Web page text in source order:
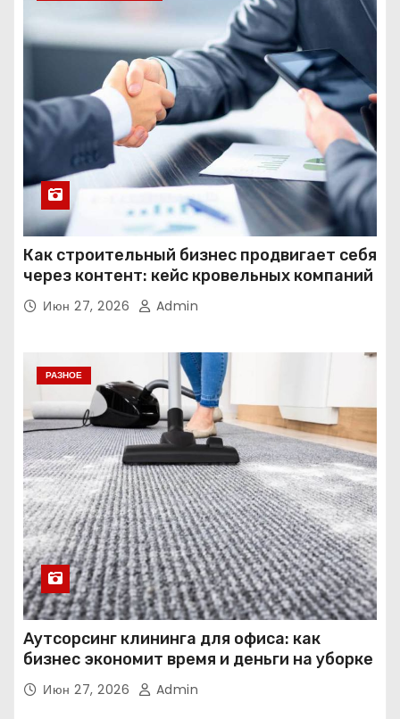
Как строительный бизнес продвигает себя
через контент: кейс кровельных компаний
Июн 27, 2026 Admin
РАЗНОЕ
Аутсорсинг клининга для офиса: как
бизнес экономит время и деньги на уборке
Июн 27, 2026 Admin